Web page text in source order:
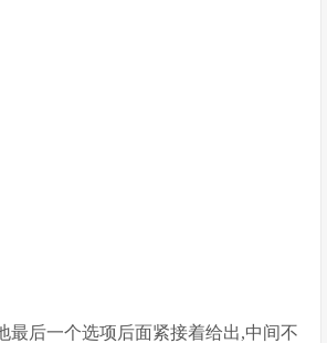
最后一个选项后面紧接着给出,中间不